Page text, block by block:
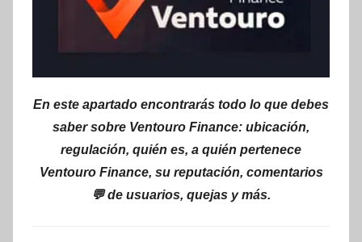
En este apartado encontrarás todo lo que debes
saber sobre Ventouro Finance: ubicación,
regulación, quién es, a quién pertenece
Ventouro Finance, su reputación, comentarios
💬 de usuarios, quejas y más.